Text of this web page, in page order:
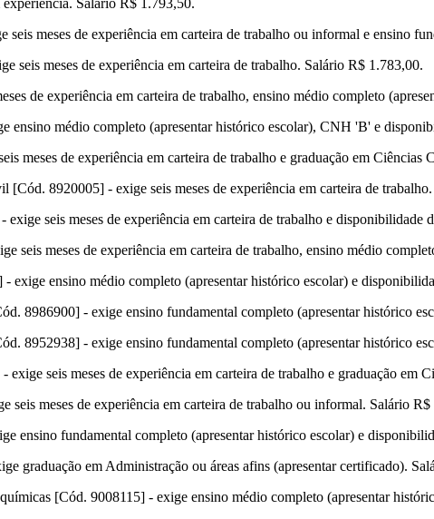
Salário R$ 1.793,50.
meses de experiência em carteira de trabalho ou informal e ensino
seis meses de experiência em carteira de trabalho. Salário R$ 1.783,00.
de experiência em carteira de trabalho, ensino médio completo
ensino médio completo (apresentar histórico escolar), CNH 'B' e
meses de experiência em carteira de trabalho e graduação em Ciências
[Cód. 8920005] - exige seis meses de experiência em carteira de
seis meses de experiência em carteira de trabalho e disponibilidade
seis meses de experiência em carteira de trabalho, ensino médio
exige ensino médio completo (apresentar histórico escolar) e
8986900] - exige ensino fundamental completo (apresentar histórico
8952938] - exige ensino fundamental completo (apresentar histórico
seis meses de experiência em carteira de trabalho e graduação em
meses de experiência em carteira de trabalho ou informal. Salário R$
ensino fundamental completo (apresentar histórico escolar) e
graduação em Administração ou áreas afins (apresentar certificado).
[Cód. 9008115] - exige ensino médio completo (apresentar